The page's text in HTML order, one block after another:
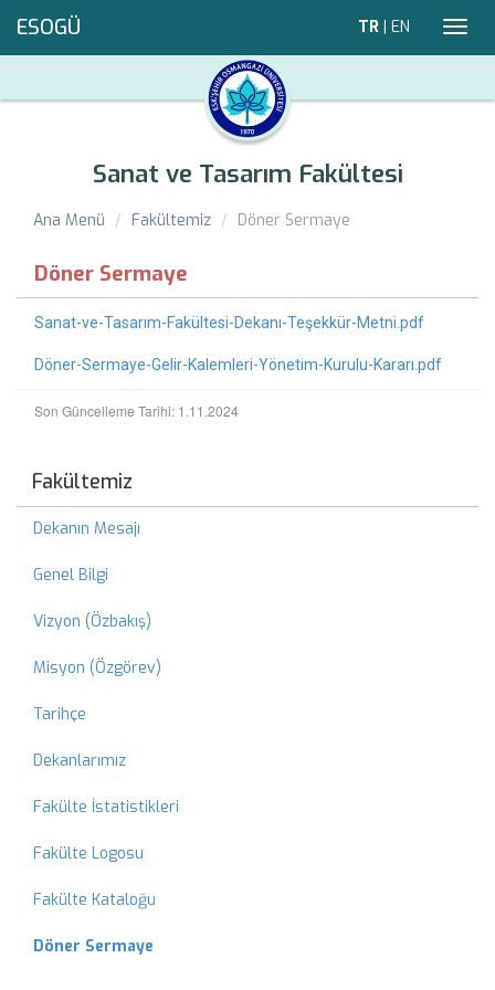
ESOGÜ TR | EN
Sanat ve Tasarım Fakültesi
Ana Menü Fakültemiz Döner Sermaye
Döner Sermaye
Sanat-ve-Tasarım-Fakültesi-Dekanı-Teşekkür-Metni.pdf
Döner-Sermaye-Gelir-Kalemleri-Yönetim-Kurulu-Kararı.pdf
Son Güncelleme Tarihi: 1.11.2024
Fakültemiz
Dekanın Mesajı
Genel Bilgi
Vizyon (Özbakış)
Misyon (Özgörev)
Tarihçe
Dekanlarımız
Fakülte İstatistikleri
Fakülte Logosu
Fakülte Kataloğu
Döner Sermaye